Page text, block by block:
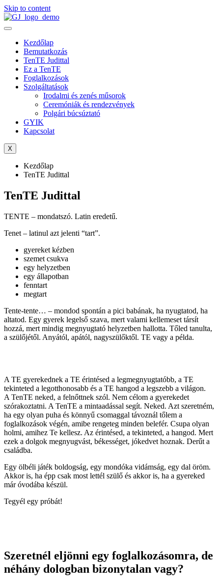
Skip to content
Kezdőlap
Bemutatkozás
TenTE Judittal
Ez a TenTE
Foglalkozások
Szolgáltatások
Irodalmi és zenés műsorok
Ceremóniák és rendezvények
Polgári búcsúztató
GYIK
Kapcsolat
X
Kezdőlap
TenTE Judittal
TenTE Judittal
TENTE – mondatszó. Latin eredetű.
Tenet – latinul azt jelenti “tart”.
gyereket kézben
szemet csukva
egy helyzetben
egy állapotban
fenntart
megtart
Tente-tente… – mondod spontán a pici babának, ha nyugtatod, ha
altatod. Egy gyerek legelső szava, mert valami kellemeset társít
hozzá, mert mindig megnyugtató helyzetben hallotta. Tőled tanulta,
a szülőjétől. Anyától, apától, nagyszülőktől. TE vagy a példa.
A TE gyerekednek a TE érintésed a legmegnyugtatóbb, a TE
tekinteted a legotthonosabb és a TE hangod a legszebb a világon.
A TenTE neked, a felnőttnek szól. Nem célom a gyerekedet
szórakoztatni. A TenTE a mintaadással segít. Neked. Azt szeretném,
ha egy olyan puha és könnyű csomaggal távoznál tőlem a
foglalkozások végén, amibe rengeteg minden belefér. Csupa olyan
holmi, amihez Te kellesz. Az érintésed, a tekinteted, a hangod. Mert
ezek a dolgok megnyugvást, békességet, jókedvet hoznak. Derűt a
családba.
Egy ölbéli játék boldogság, egy mondóka vidámság, egy dal öröm.
Akkor is, ha épp csak most lettél szülő és akkor is, ha a gyereked
már óvodába készül.
Tegyél egy próbát!
Szeretnél eljönni egy foglalkozásomra, de
néhány dologban bizonytalan vagy?